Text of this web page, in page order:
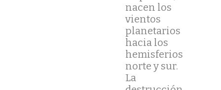
nacen los
vientos
planetarios
hacia los
hemisferios
norte y sur.
La